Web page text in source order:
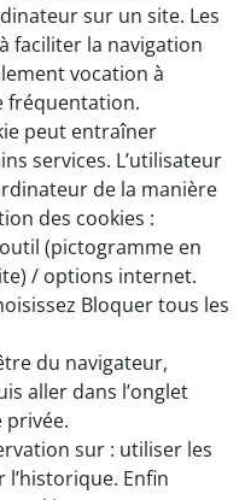
sur un site. Les
faciliter la navigation
vocation à
fréquentation.
peut entraîner
services. L’utilisateur
de la manière
des cookies :
(pictogramme en
/ options internet.
Bloquer tous les
du navigateur,
aller dans l’onglet
privée.
sur : utiliser les
Enfin